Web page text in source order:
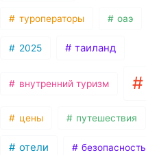
туроператоры оаэ
2025 таиланд
внутренний туризм
цены путешествия
отели безопасность